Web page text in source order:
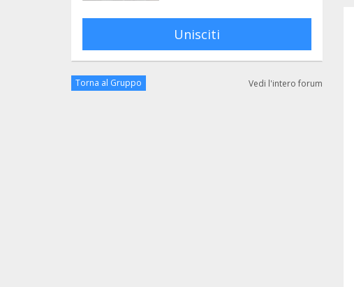
Unisciti
Torna al Gruppo Vedi l'intero forum